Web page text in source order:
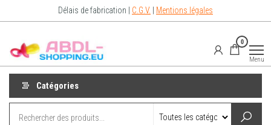
au
contenu
Délais de fabrication | C.G.V. Mentions légales
Abdl
Shop for
0
Menu
Catégories